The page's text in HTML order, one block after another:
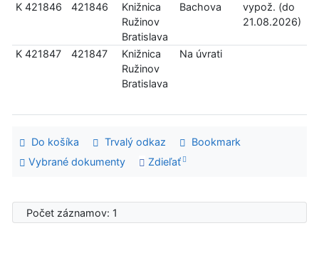
K 421846 421846
Knižnica
Ružinov
Bratislava
Bachova
vypož. (do
21.08.2026)
K 421847 421847
Knižnica
Ružinov
Bratislava
Na úvrati
Do košíka Trvalý odkaz
Bookmark
Vybrané dokumenty
Zdieľať
Počet záznamov: 1